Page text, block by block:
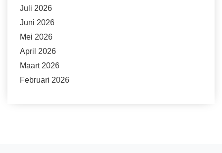
Juli 2026
Juni 2026
Mei 2026
April 2026
Maart 2026
Februari 2026